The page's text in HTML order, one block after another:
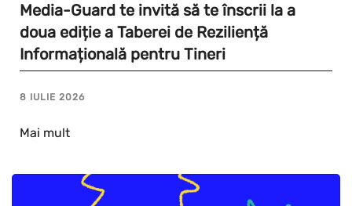
Media-Guard te invită să te înscrii la a
doua ediție a Taberei de Reziliență
Informațională pentru Tineri
8 IULIE 2026
Mai mult